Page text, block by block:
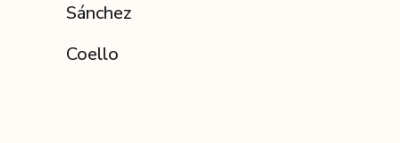
Sánchez
Coello